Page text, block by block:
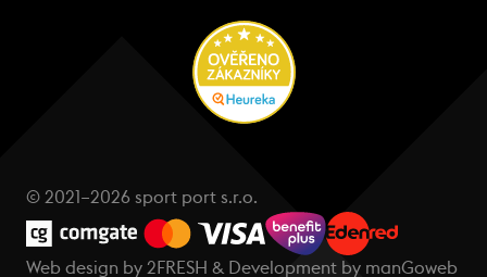
© 2021–2026 sport port s.r.o.
Web design by 2FRESH & Development by manGoweb